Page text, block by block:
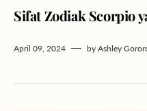
Sifat Zodiak Scorpio
April 09, 2024 by Ashley